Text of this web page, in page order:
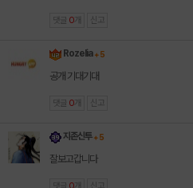
댓글 0 개 신고
Rozelia + 5
공개 기대기대
댓글 0 개 신고
지존신투 + 5
잘보고갑니다
댓글 0 개 신고